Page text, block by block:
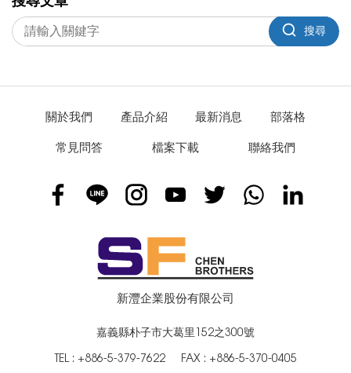
搜尋
關於我們 產品介紹 最新消息 部落格
常見問答 檔案下載 聯絡我們
新灃企業股份有限公司
嘉義縣朴子市大葛里152之300號
TEL : +886-5-379-7622
FAX : +886-5-370-0405